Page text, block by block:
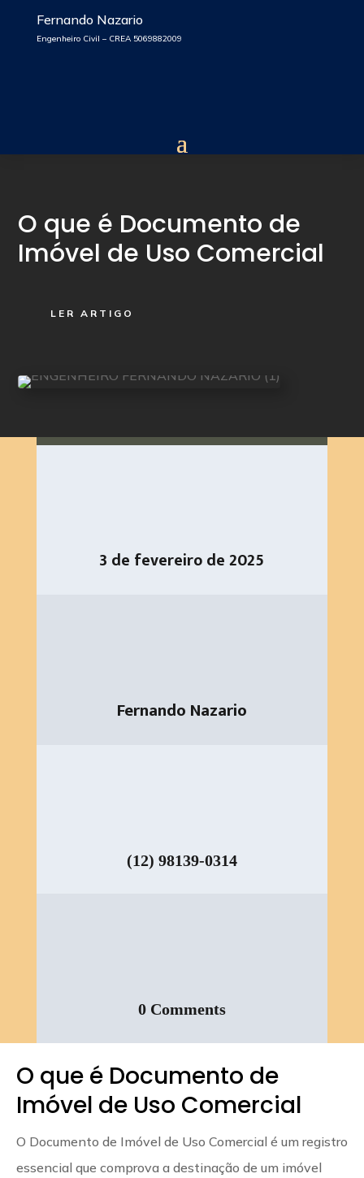
Fernando Nazario
Engenheiro Civil – CREA 5069882009
O que é Documento de
Imóvel de Uso Comercial
LER ARTIGO
3 de fevereiro de 2025
Fernando Nazario
(12) 98139-0314
0 Comments
O que é Documento de
Imóvel de Uso Comercial
O Documento de Imóvel de Uso Comercial é um registro
essencial que comprova a destinação de um imóvel